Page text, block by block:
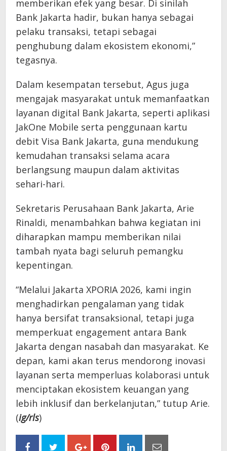
memberikan efek yang besar. Di sinilah
Bank Jakarta hadir, bukan hanya sebagai
pelaku transaksi, tetapi sebagai
penghubung dalam ekosistem ekonomi,”
tegasnya.
Dalam kesempatan tersebut, Agus juga
mengajak masyarakat untuk memanfaatkan
layanan digital Bank Jakarta, seperti aplikasi
JakOne Mobile serta penggunaan kartu
debit Visa Bank Jakarta, guna mendukung
kemudahan transaksi selama acara
berlangsung maupun dalam aktivitas
sehari-hari.
Sekretaris Perusahaan Bank Jakarta, Arie
Rinaldi, menambahkan bahwa kegiatan ini
diharapkan mampu memberikan nilai
tambah nyata bagi seluruh pemangku
kepentingan.
“Melalui Jakarta XPORIA 2026, kami ingin
menghadirkan pengalaman yang tidak
hanya bersifat transaksional, tetapi juga
memperkuat engagement antara Bank
Jakarta dengan nasabah dan masyarakat. Ke
depan, kami akan terus mendorong inovasi
layanan serta memperluas kolaborasi untuk
menciptakan ekosistem keuangan yang
lebih inklusif dan berkelanjutan,” tutup Arie.
(ig/rls)